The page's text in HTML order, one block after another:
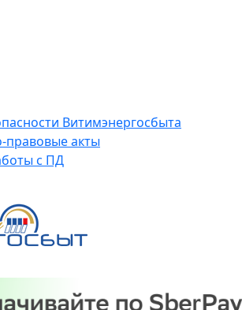
Витимэнергосбыта
акты
с ПД